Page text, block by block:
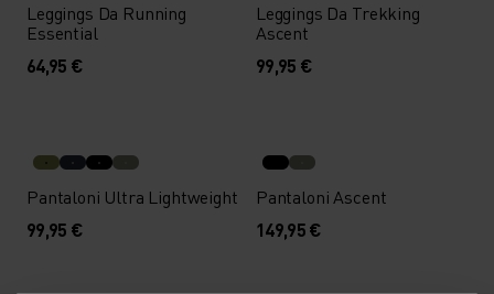
Leggings Da Running
Essential
64,95 €
Leggings Da Trekking
Ascent
99,95 €
Pantaloni Ultra Lightweight
99,95 €
Pantaloni Ascent
149,95 €